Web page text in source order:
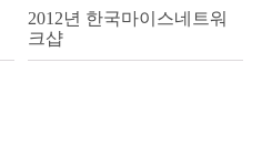
2012년 한국마이스네트워
크샵